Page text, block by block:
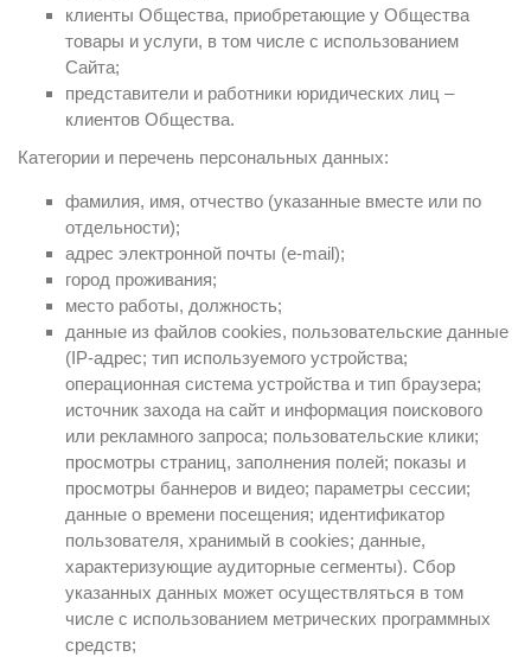
клиенты Общества, приобретающие у Общества
товары и услуги, в том числе с использованием
Сайта;
представители и работники юридических лиц –
клиентов Общества.
Категории и перечень персональных данных:
фамилия, имя, отчество (указанные вместе или по
отдельности);
адрес электронной почты (e-mail);
город проживания;
место работы, должность;
данные из файлов cookies, пользовательские данные
(IP-адрес; тип используемого устройства;
операционная система устройства и тип браузера;
источник захода на сайт и информация поискового
или рекламного запроса; пользовательские клики;
просмотры страниц, заполнения полей; показы и
просмотры баннеров и видео; параметры сессии;
данные о времени посещения; идентификатор
пользователя, хранимый в cookies; данные,
характеризующие аудиторные сегменты). Сбор
указанных данных может осуществляться в том
числе с использованием метрических программных
средств;